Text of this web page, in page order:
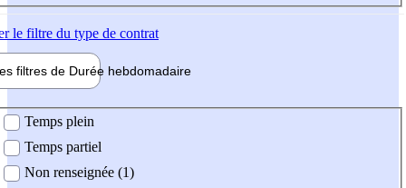
le filtre du type de contrat
filtres de Durée hebdomadaire
Temps plein
Temps partiel
Non renseignée (1)